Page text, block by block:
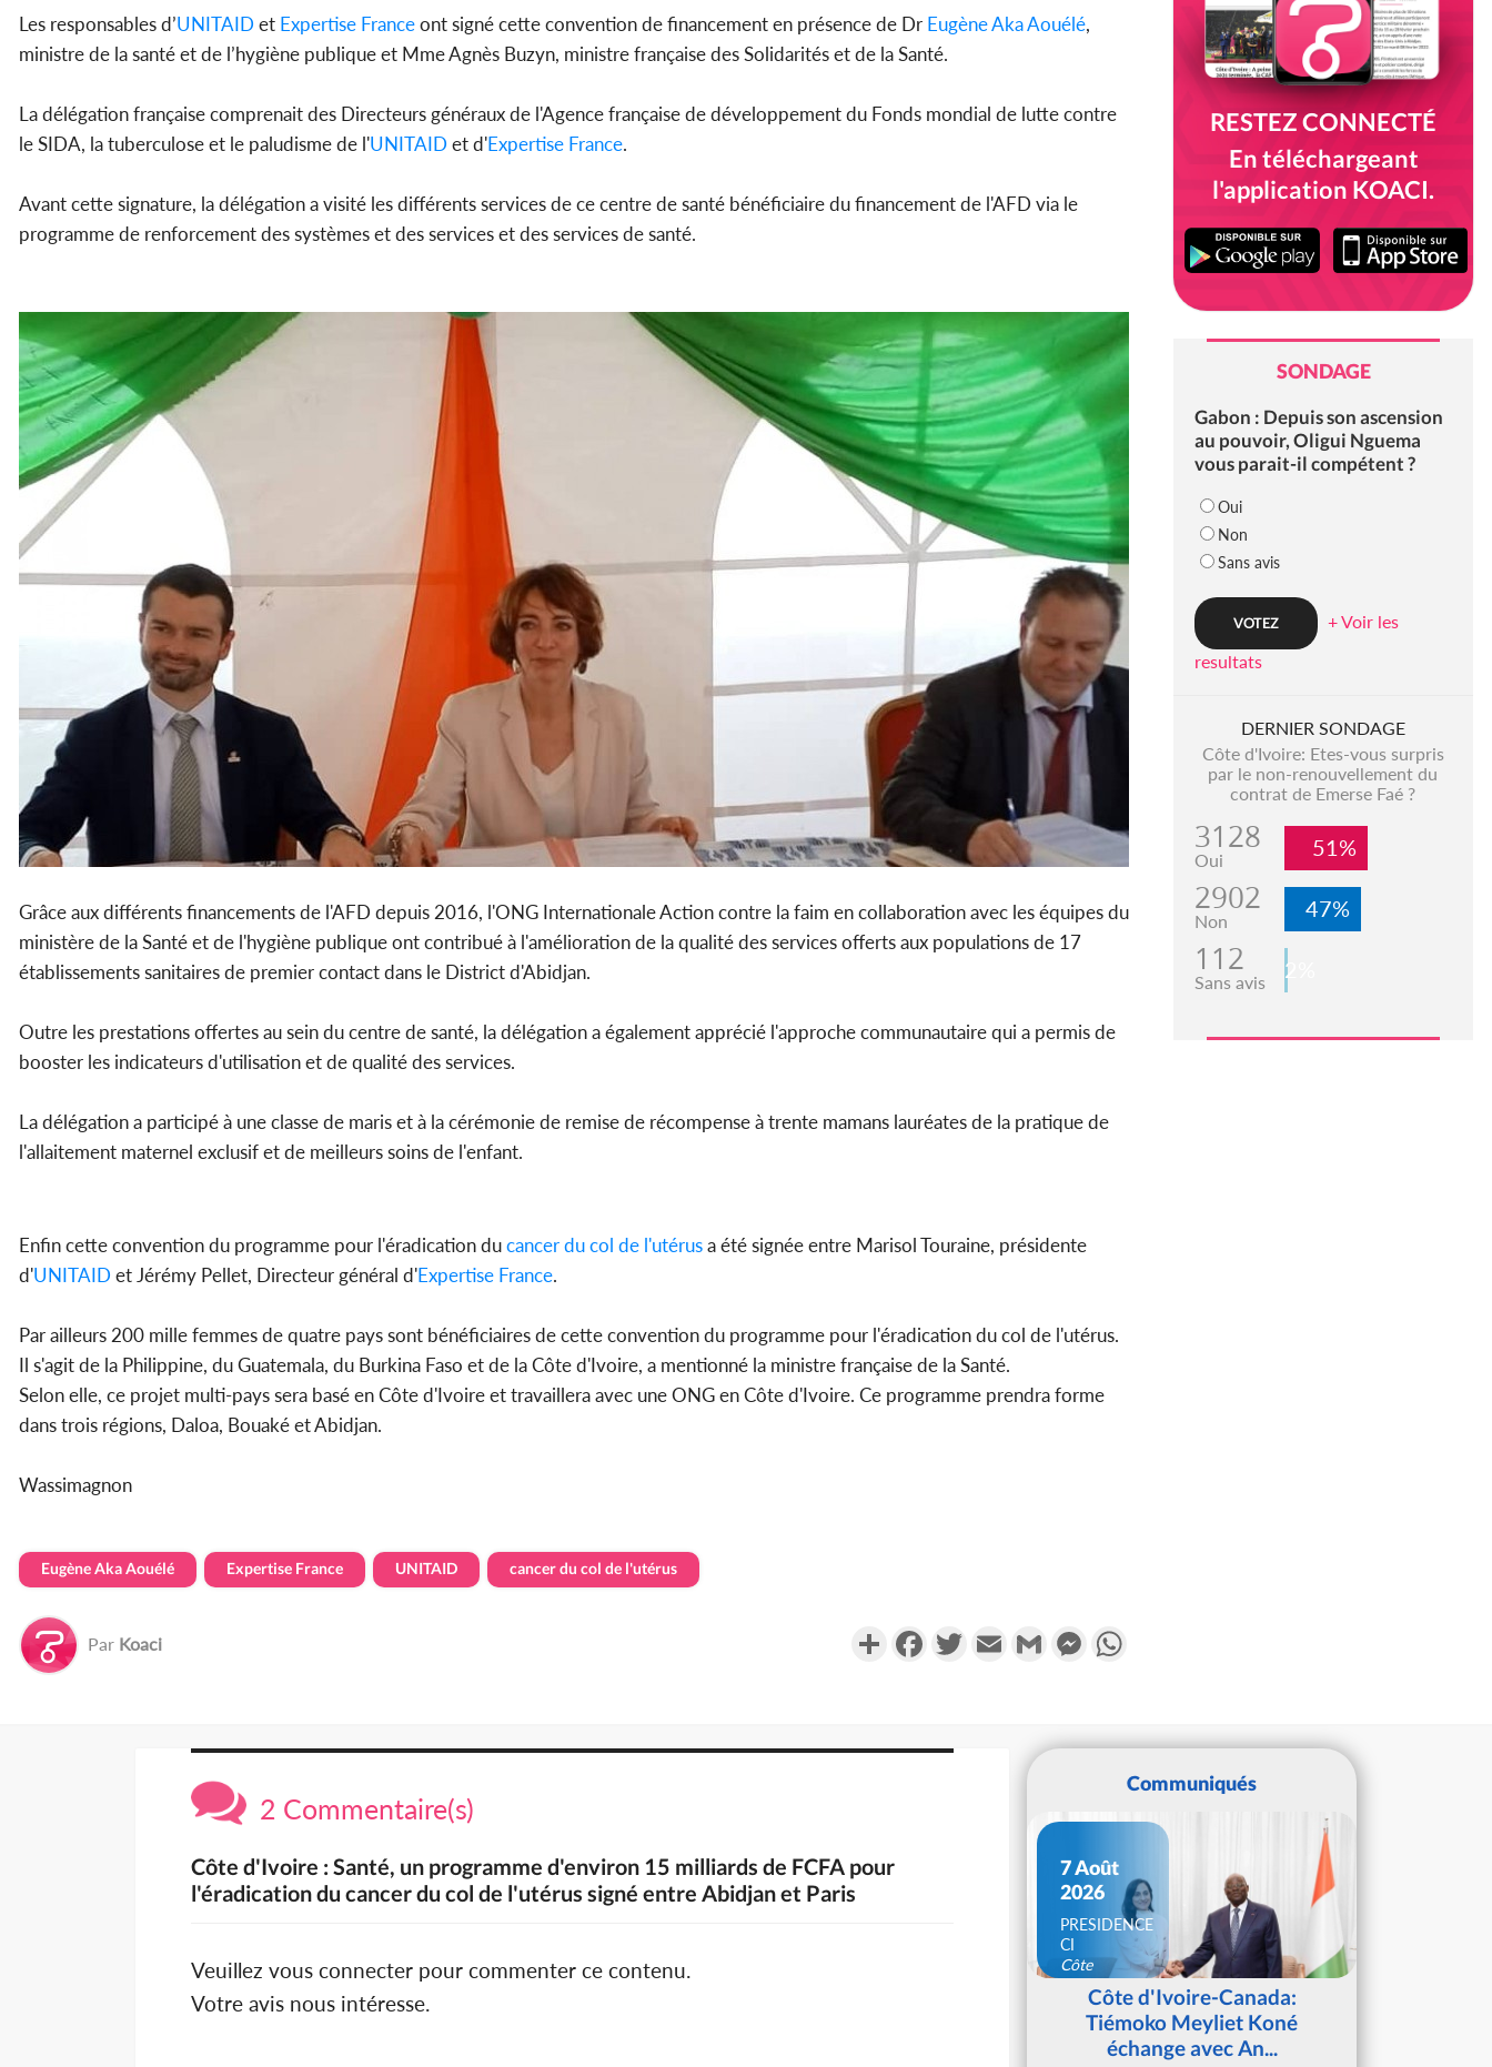
Les responsables d’UNITAID et Expertise Franceont signé cette convention de financement en présence de Dr Eugène Aka Aouélé,
ministre de la santé et de l’hygiène publique et Mme Agnès Buzyn, ministre française des Solidarités et de la Santé.
La délégation française comprenait des Directeurs généraux de l'Agence française de développement du Fonds mondial de lutte contre
le SIDA, la tuberculose et le paludisme de l'UNITAID et d'Expertise France.
Avant cette signature, la délégation a visité les différents services de ce centre de santé bénéficiaire du financement de l'AFD via le
programme de renforcement des systèmes et des services et des services de santé.
Grâce aux différents financements de l'AFD depuis 2016, l'ONG Internationale Action contre la faim en collaboration avec les équipes du
ministère de la Santé et de l'hygiène publique ont contribué à l'amélioration de la qualité des services offerts aux populations de 17
établissements sanitaires de premier contact dans le District d'Abidjan.
Outre les prestations offertes au sein du centre de santé, la délégation a également apprécié l'approche communautaire qui a permis de
booster les indicateurs d'utilisation et de qualité des services.
La délégation a participé à une classe de maris et à la cérémonie de remise de récompense à trente mamans lauréates de la pratique de
l'allaitement maternel exclusif et de meilleurs soins de l'enfant.
Enfin cette convention du programme pour l'éradication ducancer du col de l'utérusa été signée entre Marisol Touraine, présidente
d'UNITAID et Jérémy Pellet, Directeur général d'Expertise France.
Par ailleurs 200 mille femmes de quatre pays sont bénéficiaires de cette convention du programme pour l'éradication du col de l'utérus.
Il s'agit de la Philippine, du Guatemala, du Burkina Faso et de la Côte d'Ivoire, a mentionné la ministre française de la Santé.
Selon elle, ce projet multi-pays sera basé en Côte d'Ivoire et travaillera avec une ONG en Côte d'Ivoire. Ce programme prendra forme
dans trois régions, Daloa, Bouaké et Abidjan.
Wassimagnon
Eugène Aka Aouélé Expertise France UNITAID cancer du col de l'utérus
Par Koaci PartagerFacebookTwitterEmail Gmail Messenger
RESTEZ CONNECTÉ
En téléchargeant
l'application KOACI.
SONDAGE
Gabon : Depuis son ascension
au pouvoir, Oligui Nguema
vous parait-il compétent ?
Oui
Non
Sans avis
+ Voir les
resultats
DERNIER SONDAGE
Côte d'Ivoire: Etes-vous surpris
par le non-renouvellement du
contrat de Emerse Faé ?
3128
Oui 51%
2902
Non 47%
112
Sans avis 2%
2 Commentaire(s)
Côte d'Ivoire : Santé, un programme d'environ 15 milliards de FCFA pour
l'éradication du cancer du col de l'utérus signé entre Abidjan et Paris
Veuillez vous connecter pour commenter ce contenu.
Votre avis nous intéresse.
Communiqués
7 Août
2026
PRESIDENCE
CI
Côte
d'IvoireCôte d'Ivoire-Canada:
Tiémoko Meyliet Koné
échange avec An...